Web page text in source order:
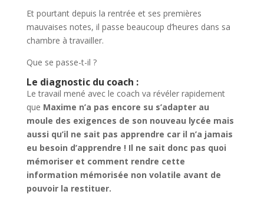
Et pourtant depuis la rentrée et ses premières
mauvaises notes, il passe beaucoup d’heures dans sa
chambre à travailler.
Que se passe-t-il ?
Le diagnostic du coach :
Le travail mené avec le coach va révéler rapidement
que Maxime n’a pas encore su s’adapter au
moule des exigences de son nouveau lycée mais
aussi qu’il ne sait pas apprendre car il n’a jamais
eu besoin d’apprendre ! Il ne sait donc pas quoi
mémoriser et comment rendre cette
information mémorisée non volatile avant de
pouvoir la restituer.